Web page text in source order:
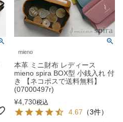
mieno
本革 ミニ財布 レディース
mieno spira BOX型 小銭入れ 付
き 【ネコポスで送料無料】
(07000497r)
¥4,730税込
4.67 （3件）